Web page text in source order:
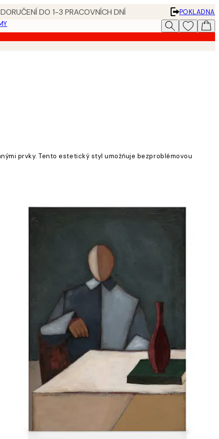
DO 1-3 PRACOVNÍCH DNÍ
POKLADNA
prvky. Tento estetický styl umožňuje bezproblémovou